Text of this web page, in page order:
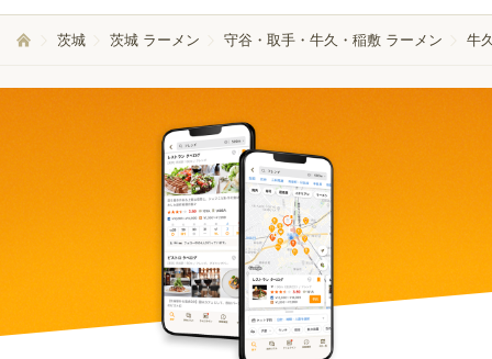
茨城 茨城 ラーメン 守谷・取手・牛久・稲敷 ラーメン 牛